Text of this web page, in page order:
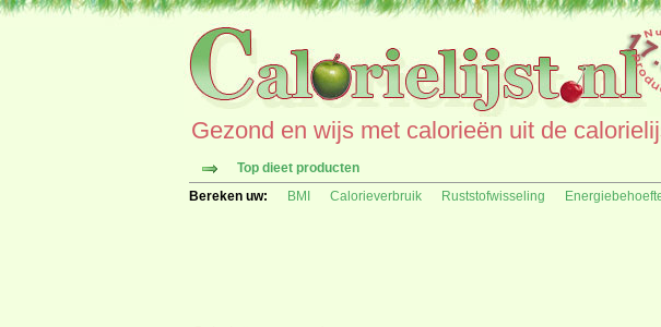
Gezond en wijs met calorieën uit de
Top dieet producten
Bereken uw:
BMI Calorieverbruik Ruststofwisseling